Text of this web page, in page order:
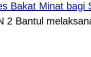
Bakat Minat bagi
2 Bantul